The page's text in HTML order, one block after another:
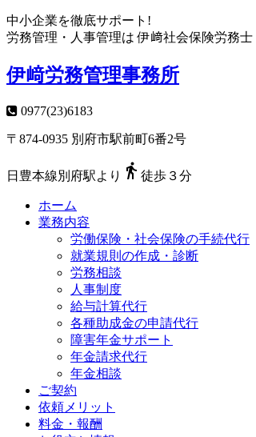
中小企業を徹底サポート!
労務管理・人事管理は伊﨑社会保険労務士
伊﨑労務管理事務所
0977(23)6183
〒874-0935 別府市駅前町6番2号
日豊本線別府駅より  徒歩３分
ホーム
業務内容
労働保険・社会保険の手続代行
就業規則の作成・診断
労務相談
人事制度
給与計算代行
各種助成金の申請代行
障害年金サポート
年金請求代行
年金相談
ご契約
依頼メリット
料金・報酬